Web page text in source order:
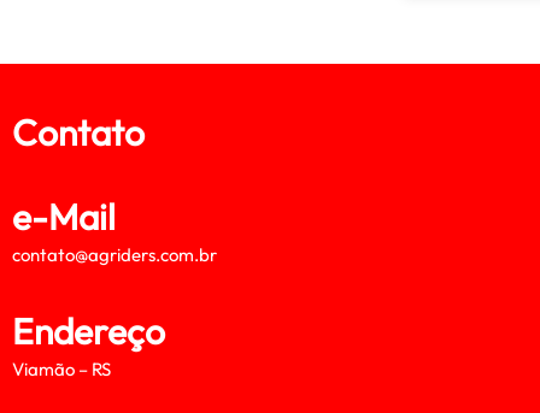
Contato
e-Mail
contato@agriders.com.br
Endereço
Viamão – RS